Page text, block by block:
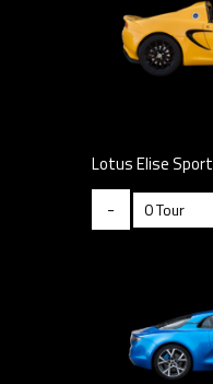
Lotus Elise Sport
-